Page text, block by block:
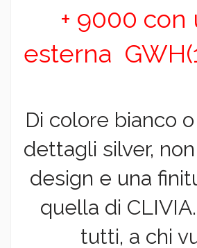
+ 9000 con
esterna
Di colore bianco
dettagli silver,
design e una
quella di
tutti, a chi